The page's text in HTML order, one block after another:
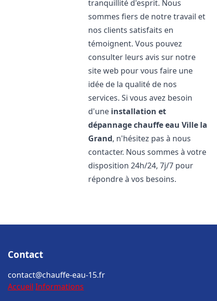
tranquillité d'esprit. Nous
sommes fiers de notre travail et
nos clients satisfaits en
témoignent. Vous pouvez
consulter leurs avis sur notre
site web pour vous faire une
idée de la qualité de nos
services. Si vous avez besoin
d'une installation et
dépannage chauffe eau Ville la
Grand, n'hésitez pas à nous
contacter. Nous sommes à votre
disposition 24h/24, 7j/7 pour
répondre à vos besoins.
Contact
contact@chauffe-eau-15.fr
Accueil Informations